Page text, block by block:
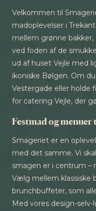
Velkommen til
madoplevelser i
mellem grønne
ved foden af de
ud af huset Vejle med
ikoniske Bølgen. Om
Vestergade eller holde
for catering Vejle, der
Festmad og
Smageriet er en
med det samme. Vi
smagen er i centrum –
Vælg mellem klassiske
brunchbuffeter, som
Med vores design-